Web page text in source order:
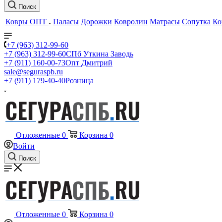
Поиск
Ковры ОПТ Паласы Дорожки Ковролин Матрасы Сопутка
+7 (963) 312-99-60
+7 (963) 312-99-60СПб Уткина Заводь
+7 (911) 160-00-73Опт Дмитрий
sale@seguraspb.ru
+7 (911) 179-40-40Розница
Отложенные 0 Корзина 0
Войти
Поиск
Отложенные 0 Корзина 0